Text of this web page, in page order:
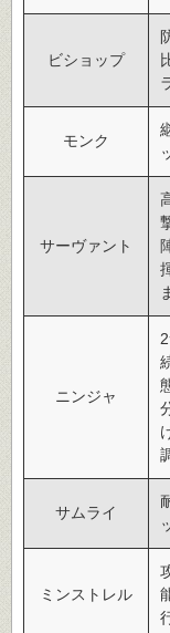
ビショップ
モンク
サーヴァント
ニンジャ
サムライ
ミンストレル